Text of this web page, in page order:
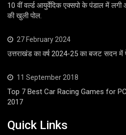
10 वीं वर्ल्ड आयुर्वेदिक एक्सपो के पंडाल में
की खुली पोल.
27 February 2024
उत्तराखंड का वर्ष 2024-25 का बजट सदन में
11 September 2018
Top 7 Best Car Racing Games for
2017
Quick Links